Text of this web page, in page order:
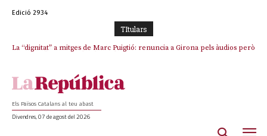
Edició 2934
TItulars
Portugal acusa Espanya de provocar un “efecte crida” massiu per la seva
La “dignitat” a mitges de Marc Puigtió: renuncia a Girona pels àudios però
Els Països Catalans al teu abast
Divendres, 07 de agost del 2026